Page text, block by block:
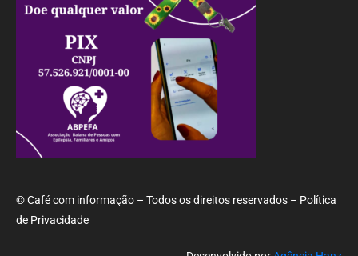
© Café com informação – Todos os direitos reservados – Política
de Privacidade